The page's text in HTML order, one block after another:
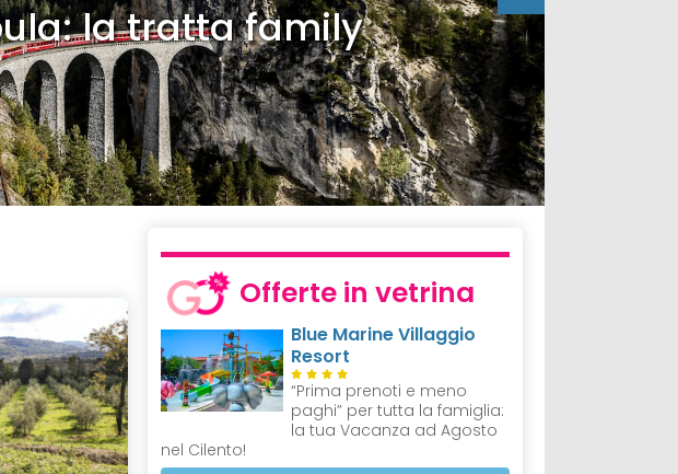
la tratta family
Offerte in vetrina
Blue Marine Villaggio
Resort
“Prima prenoti e meno
paghi” per tutta la famiglia:
la tua Vacanza ad Agosto
nel Cilento!